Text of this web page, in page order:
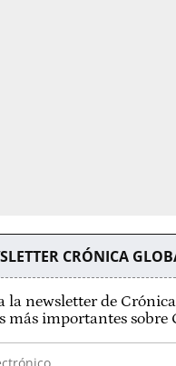
CRÓNICA
la newsletter de
más importantes sobre